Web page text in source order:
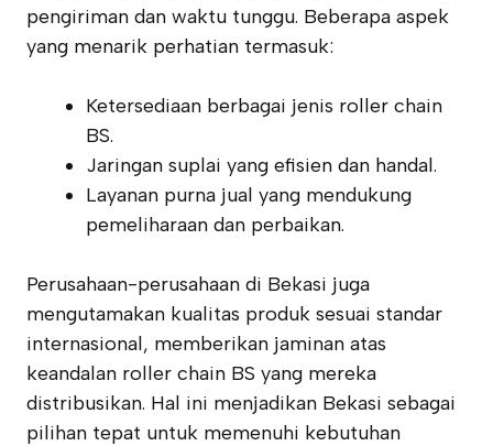
pengiriman dan waktu tunggu. Beberapa aspek
yang menarik perhatian termasuk:
Ketersediaan berbagai jenis roller chain
BS.
Jaringan suplai yang efisien dan handal.
Layanan purna jual yang mendukung
pemeliharaan dan perbaikan.
Perusahaan-perusahaan di Bekasi juga
mengutamakan kualitas produk sesuai standar
internasional, memberikan jaminan atas
keandalan roller chain BS yang mereka
distribusikan. Hal ini menjadikan Bekasi sebagai
pilihan tepat untuk memenuhi kebutuhan